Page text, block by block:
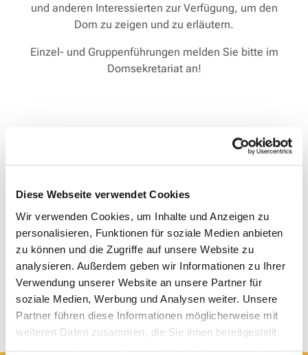
Diese Webseite verwendet Cookies
Wir verwenden Cookies, um Inhalte und Anzeigen zu
personalisieren, Funktionen für soziale Medien anbieten
zu können und die Zugriffe auf unsere Website zu
analysieren. Außerdem geben wir Informationen zu Ihrer
Verwendung unserer Website an unsere Partner für
soziale Medien, Werbung und Analysen weiter. Unsere
Partner führen diese Informationen möglicherweise mit
weiteren Daten zusammen, die Sie ihnen bereitgestellt
und anderen Interessierten zur Verfügung, um den
Dom zu zeigen und zu erläutern.
Einzel- und Gruppenführungen melden Sie bitte im
Domsekretariat an!